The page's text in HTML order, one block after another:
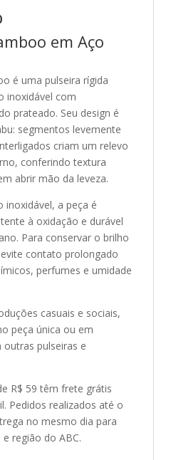
em Aço
é uma pulseira rígida
inoxidável com
prateado. Seu design é
segmentos levemente
criam um relevo
conferindo textura
abrir mão da leveza.
inoxidável, a peça é
à oxidação e durável
Para conservar o brilho
contato prolongado
perfumes e umidade
casuais e sociais,
peça única ou em
pulseiras e
R$ 59 têm frete grátis
Pedidos realizados até o
no mesmo dia para
região do ABC.